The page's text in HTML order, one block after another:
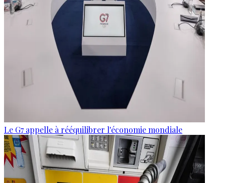
Le G7 appelle à rééquilibrer l'économie mondiale